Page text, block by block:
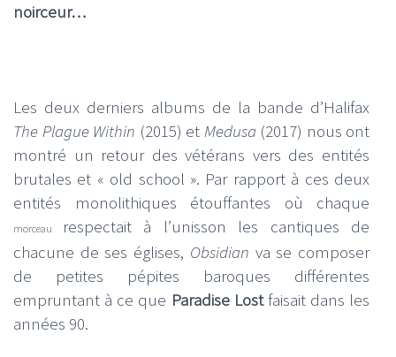
noirceur…
Les deux derniers albums de la bande d’Halifax
The Plague Within (2015) et Medusa (2017) nous ont
montré un retour des vétérans vers des entités
brutales et « old school ». Par rapport à ces deux
entités monolithiques étouffantes où chaque
morceau
respectait à l’unisson les cantiques de
chacune de ses églises, Obsidian va se composer
de petites pépites baroques différentes
empruntant à ce que Paradise Lostfaisait dans les
années 90.